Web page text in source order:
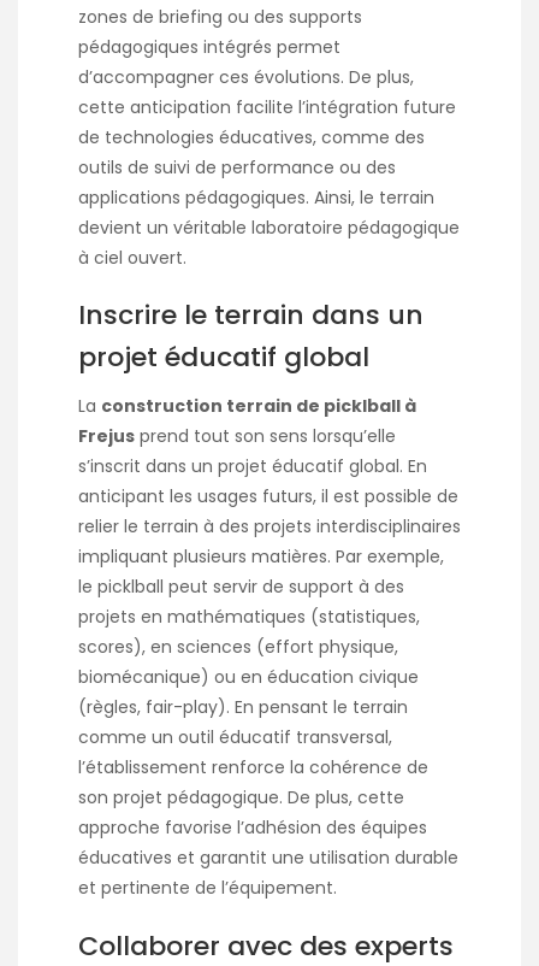
zones de briefing ou des supports
pédagogiques intégrés permet
d’accompagner ces évolutions. De plus,
cette anticipation facilite l’intégration future
de technologies éducatives, comme des
outils de suivi de performance ou des
applications pédagogiques. Ainsi, le terrain
devient un véritable laboratoire pédagogique
à ciel ouvert.
Inscrire le terrain dans un
projet éducatif global
La construction terrain de picklball à
Frejus prend tout son sens lorsqu’elle
s’inscrit dans un projet éducatif global. En
anticipant les usages futurs, il est possible de
relier le terrain à des projets interdisciplinaires
impliquant plusieurs matières. Par exemple,
le picklball peut servir de support à des
projets en mathématiques (statistiques,
scores), en sciences (effort physique,
biomécanique) ou en éducation civique
(règles, fair-play). En pensant le terrain
comme un outil éducatif transversal,
l’établissement renforce la cohérence de
son projet pédagogique. De plus, cette
approche favorise l’adhésion des équipes
éducatives et garantit une utilisation durable
et pertinente de l’équipement.
Collaborer avec des experts